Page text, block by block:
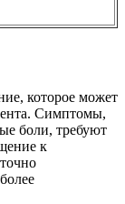
которое может
Симптомы,
боли, требуют
к